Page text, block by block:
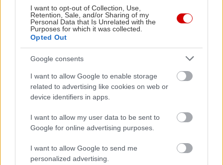
I want to opt-out of Collection, Use,
Retention, Sale, and/or Sharing of my
Personal Data that Is Unrelated with the
Purposes for which it was collected.
Opted Out
Google consents
I want to allow Google to enable storage
related to advertising like cookies on web or
device identifiers in apps.
I want to allow my user data to be sent to
Google for online advertising purposes.
I want to allow Google to send me
personalized advertising.
μερακλήδες και μια κάπως νερουλή σάλτσα που
αφαίρεσε λίγους πόντους από το τελικό γευστικό
αποτέλεσμα.
Ο Μπάτης ποντάρει στις πολύ μεγάλες μερίδες
και δικαιώνεται καθώς κανείς δεν φεύγει
πεινασμένος από εδώ. Κάποιες αστοχίες στις
χαλάνε σε καμία περίπτωση την επίσκεψη στα
μέρη του Βραχατίου με μια πολύ όμορφη θέα που
είναι το κερασάκι στην τούρταγια ένα τίμιο